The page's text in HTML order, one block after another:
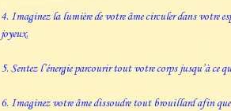
4. Imaginez la lumière de votre âme circuler dans votre
joyeux.
5. Sentez l’énergie parcourir tout votre corps jusqu’à ce
6. Imaginez votre âme dissoudre tout brouillard afin